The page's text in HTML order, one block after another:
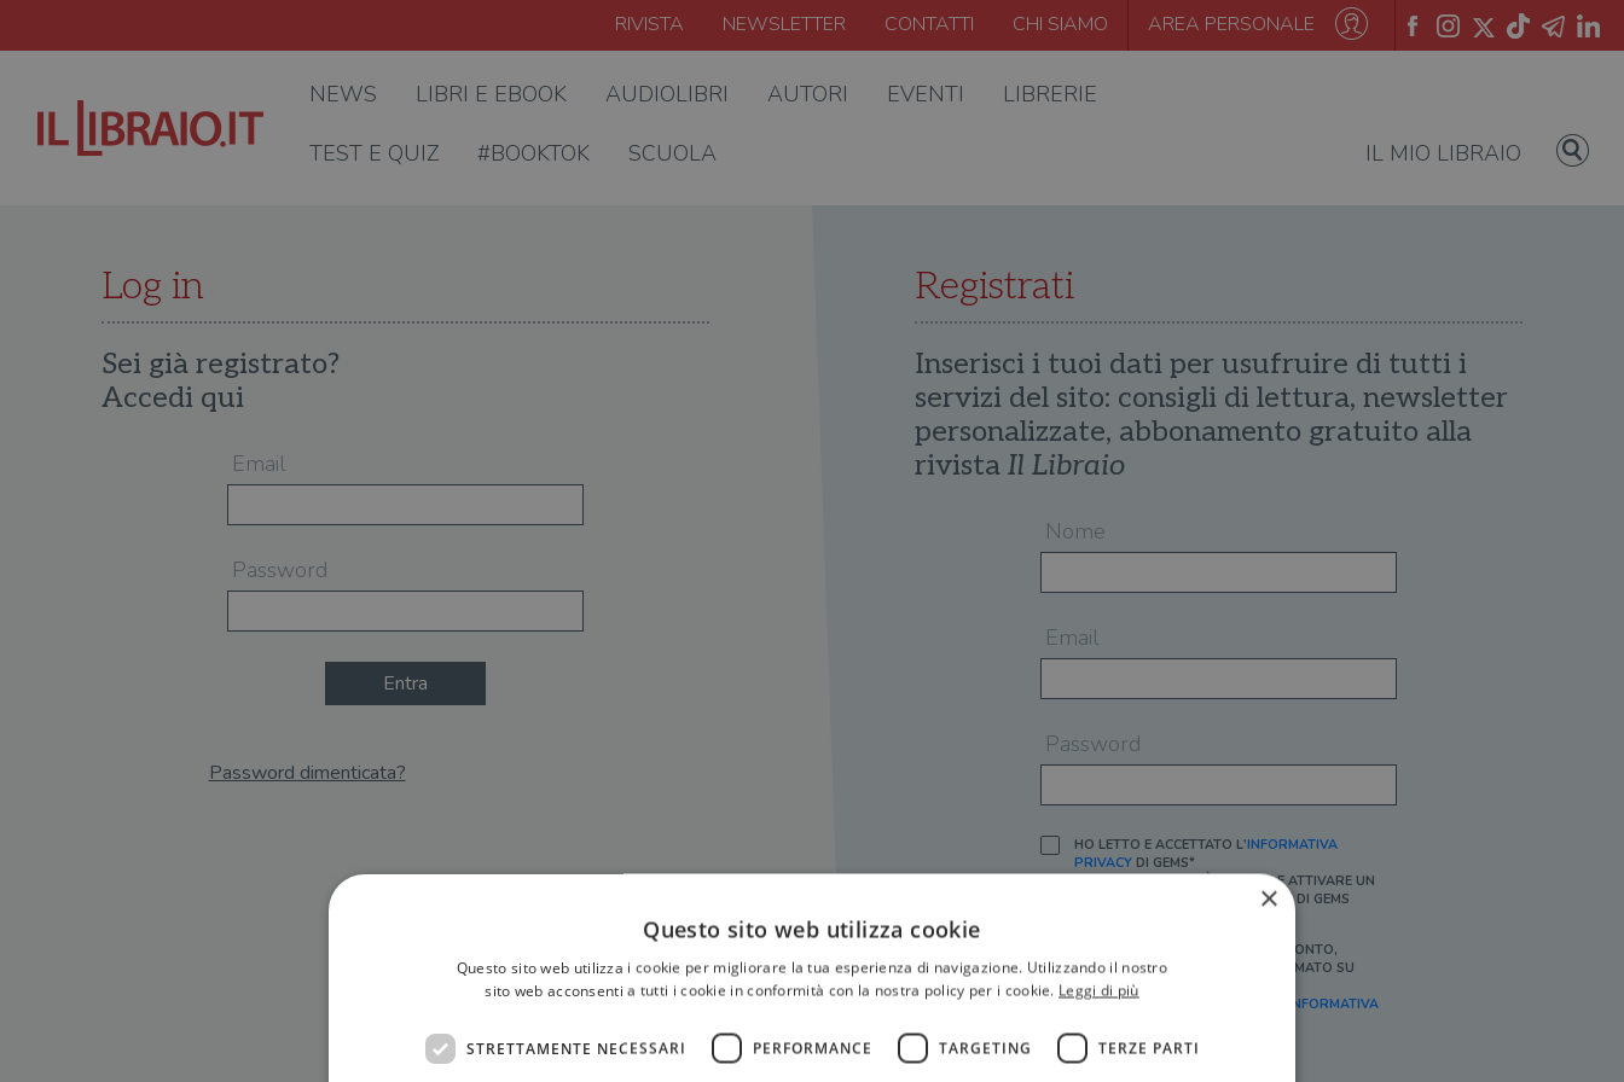
RIVISTA NEWSLETTER CONTATTI CHI SIAMO AREA PERSONALE
NEWS LIBRI E EBOOK AUDIOLIBRI AUTORI EVENTI LIBRERIE
TEST E QUIZ #BOOKTOK SCUOLA IL MIO LIBRAIO
Log in
Sei già registrato?
Accedi qui
Email
Password
Entra
Password dimenticata?
Registrati
Inserisci i tuoi dati per usufruire di tutti i
servizi del sito: consigli di lettura, newsletter
personalizzate, abbonamento gratuito alla
rivista Il Libraio
Nome
Email
Password
HO LETTO E ACCETTATO L'INFORMATIVA
PRIVACYDI GEMS*
IN MANCANZA NON È POSSIBILE ATTIVARE UN
ACCOUNT E/O RICEVERE I SERVIZI DI GEMS
SÌ, DESIDERO RICEVERE BUONI SCONTO,
OFFERTE SPECIALI, ESSERE INFORMATO SU
PROMOZIONI E NOVITÀ.
[FINALITÀ MARKETING, ART.2 (E),
INFORMATIVA
×
Questo sito web utilizza cookie
Questo sito web utilizza i cookie per migliorare la tua esperienza di navigazione. Utilizzando il nostro
sito web acconsenti a tutti i cookie in conformità con la nostra policy per i cookie. Leggi di più
STRETTAMENTE NECESSARI PERFORMANCE TARGETING TERZE PARTI